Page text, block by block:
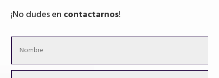
¡No dudes en contactarnos!